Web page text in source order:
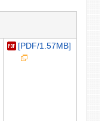
[PDF/1.57MB]